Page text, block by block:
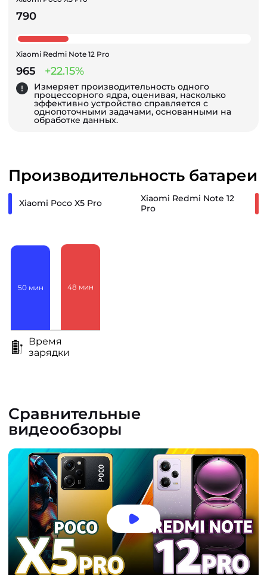
790
Xiaomi Redmi Note 12 Pro
965 +22.15%
Измеряет производительность одного
процессорного ядра, оценивая, насколько
эффективно устройство справляется с
однопоточными задачами, основанными на
обработке данных.
Производительность батареи
Xiaomi Poco X5 Pro
Xiaomi Redmi Note 12
Pro
50 мин 48 мин
Время
зарядки
Сравнительные
видеообзоры